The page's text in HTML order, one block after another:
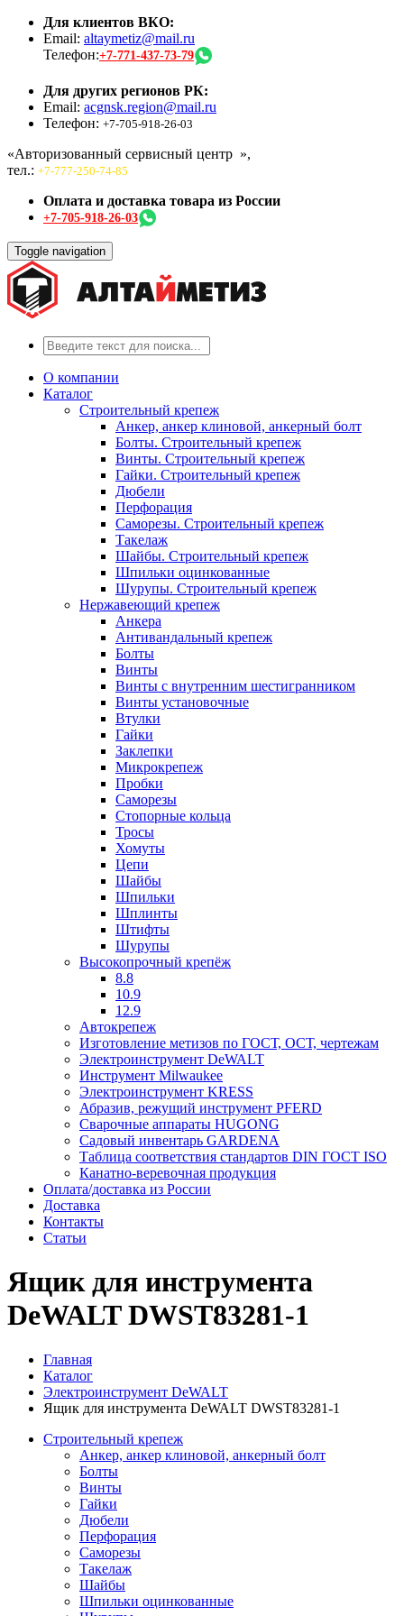
Для клиентов ВКО:
Email: altaymetiz@mail.ru
Телефон:+7-771-437-73-79
Для других регионов РК:
Email: acgnsk.region@mail.ru
Телефон: +7-705-918-26-03
«Авторизованный сервисный центр »,
тел.: +7-777-250-74-85
Оплата и доставка товара из России
+7-705-918-26-03
Toggle navigation
О компании
Каталог
Строительный крепеж
Анкер, анкер клиновой, анкерный болт
Болты. Строительный крепеж
Винты. Строительный крепеж
Гайки. Строительный крепеж
Дюбели
Перфорация
Саморезы. Строительный крепеж
Такелаж
Шайбы. Строительный крепеж
Шпильки оцинкованные
Шурупы. Строительный крепеж
Нержавеющий крепеж
Анкера
Антивандальный крепеж
Болты
Винты
Винты с внутренним шестигранником
Винты установочные
Втулки
Гайки
Заклепки
Микрокрепеж
Пробки
Саморезы
Стопорные кольца
Тросы
Хомуты
Цепи
Шайбы
Шпильки
Шплинты
Штифты
Шурупы
Высокопрочный крепёж
8.8
10.9
12.9
Автокрепеж
Изготовление метизов по ГОСТ, ОСТ, чертежам
Электроинструмент DeWALT
Инструмент Milwaukee
Электроинструмент KRESS
Абразив, режущий инструмент PFERD
Сварочные аппараты HUGONG
Садовый инвентарь GARDENA
Таблица соответствия стандартов DIN ГОСТ ISO
Канатно-веревочная продукция
Оплата/доставка из России
Доставка
Контакты
Статьи
Ящик для инструмента
DeWALT DWST83281-1
Главная
Каталог
Электроинструмент DeWALT
Ящик для инструмента DeWALT DWST83281-1
Строительный крепеж
Анкер, анкер клиновой, анкерный болт
Болты
Винты
Гайки
Дюбели
Перфорация
Саморезы
Такелаж
Шайбы
Шпильки оцинкованные